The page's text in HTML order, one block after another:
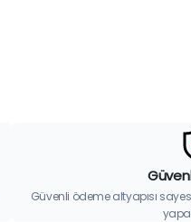
Güvenli ödeme altyapısı